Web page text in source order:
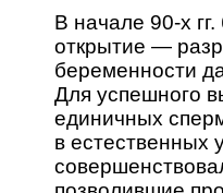
В начале 90-х
открытие —
беременности
Для успешного
единичных
в естественных